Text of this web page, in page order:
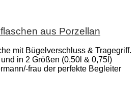
aus Porzellan
mit Bügelverschluss & Tragegriff.
in 2 Größen (0,50l & 0,75l)
frau der perfekte Begleiter